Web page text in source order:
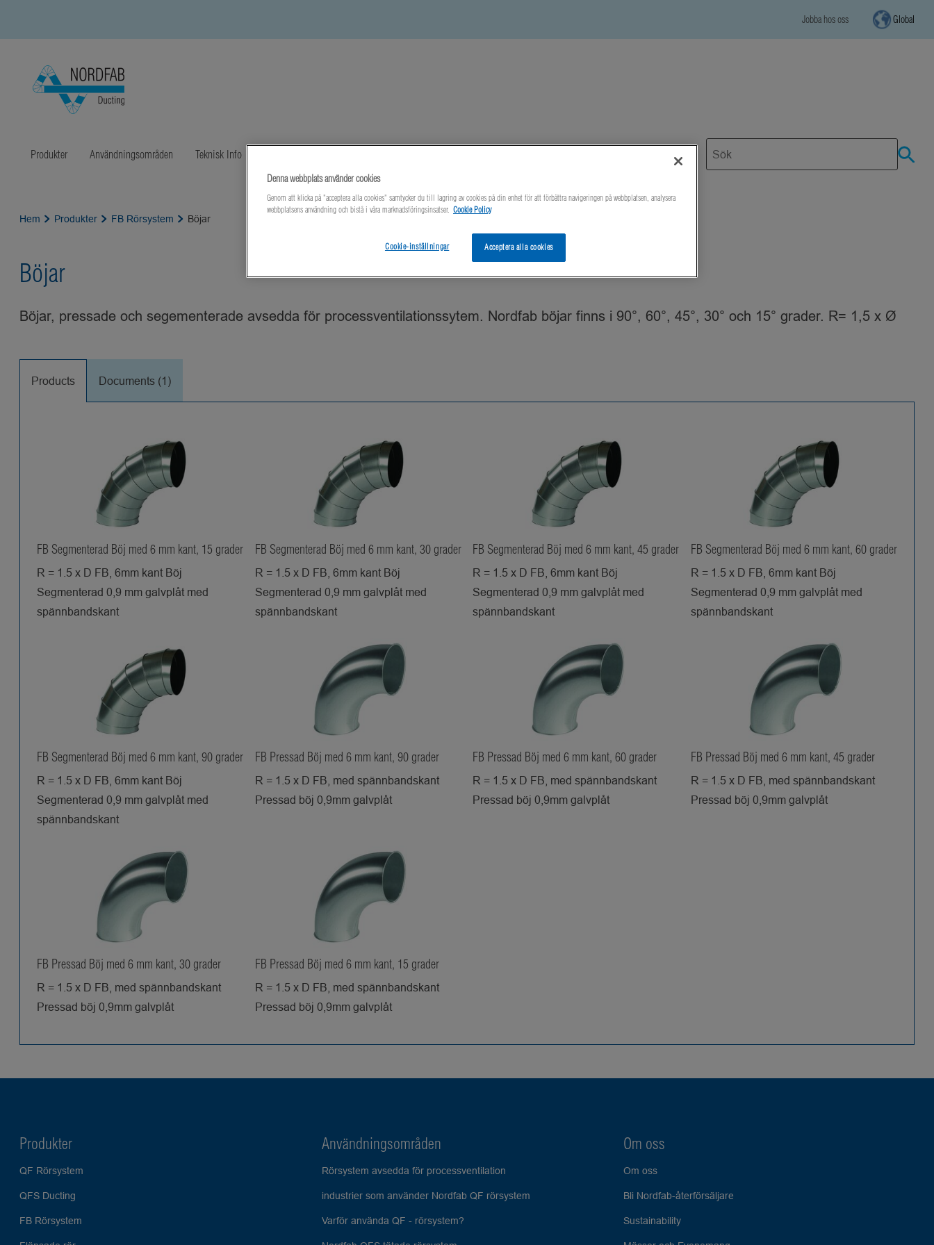
Jobba hos oss Global
Produkter Användningsområden Teknisk Info
Hem Produkter FB Rörsystem Böjar
Böjar
Böjar, pressade och segementerade avsedda för processventilationssytem. Nordfab böjar finns i 90°, 60°, 45°, 30° och 15° grader. R= 1,5 x Ø
Products Documents (1)
FB Segmenterad Böj med 6 mm kant, 15 grader
R = 1.5 x D FB, 6mm kant Böj
Segmenterad 0,9 mm galvplåt med
spännbandskant
FB Segmenterad Böj med 6 mm kant, 30 grader
R = 1.5 x D FB, 6mm kant Böj
Segmenterad 0,9 mm galvplåt med
spännbandskant
FB Segmenterad Böj med 6 mm kant, 45 grader
R = 1.5 x D FB, 6mm kant Böj
Segmenterad 0,9 mm galvplåt med
spännbandskant
FB Segmenterad Böj med 6 mm kant, 60 grader
R = 1.5 x D FB, 6mm kant Böj
Segmenterad 0,9 mm galvplåt med
spännbandskant
FB Segmenterad Böj med 6 mm kant, 90 grader
R = 1.5 x D FB, 6mm kant Böj
Segmenterad 0,9 mm galvplåt med
spännbandskant
FB Pressad Böj med 6 mm kant, 90 grader
R = 1.5 x D FB, med spännbandskant
Pressad böj 0,9mm galvplåt
FB Pressad Böj med 6 mm kant, 60 grader
R = 1.5 x D FB, med spännbandskant
Pressad böj 0,9mm galvplåt
FB Pressad Böj med 6 mm kant, 45 grader
R = 1.5 x D FB, med spännbandskant
Pressad böj 0,9mm galvplåt
FB Pressad Böj med 6 mm kant, 30 grader
R = 1.5 x D FB, med spännbandskant
Pressad böj 0,9mm galvplåt
FB Pressad Böj med 6 mm kant, 15 grader
R = 1.5 x D FB, med spännbandskant
Pressad böj 0,9mm galvplåt
Produkter
QF Rörsystem
QFS Ducting
FB Rörsystem
Användningsområden
Rörsystem avsedda för processventilation
industrier som använder Nordfab QF rörsystem
Varför använda QF - rörsystem?
Om oss
Om oss
Bli Nordfab-återförsäljare
Sustainability
Denna webbplats använder cookies
Genom att klicka på "acceptera alla cookies" samtycker du till lagring av cookies på din enhet för att förbättra navigeringen på webbplatsen, analysera
webbplatsens användning och bistå i våra marknadsföringsinsatser. Cookie Policy
Acceptera alla cookies
Cookie-inställningar